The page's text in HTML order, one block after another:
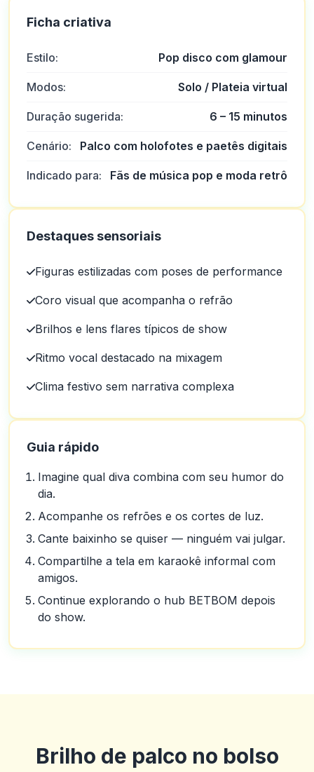
Ficha criativa
Estilo: Pop disco com glamour
Modos: Solo / Plateia virtual
Duração sugerida: 6 – 15 minutos
Cenário: Palco com holofotes e paetês digitais
Indicado para: Fãs de música pop e moda retrô
Destaques sensoriais
Figuras estilizadas com poses de performance
Coro visual que acompanha o refrão
Brilhos e lens flares típicos de show
Ritmo vocal destacado na mixagem
Clima festivo sem narrativa complexa
Guia rápido
Imagine qual diva combina com seu humor do
dia.
Acompanhe os refrões e os cortes de luz.
Cante baixinho se quiser — ninguém vai julgar.
Compartilhe a tela em karaokê informal com
amigos.
Continue explorando o hub BETBOM depois
do show.
Brilho de palco no bolso